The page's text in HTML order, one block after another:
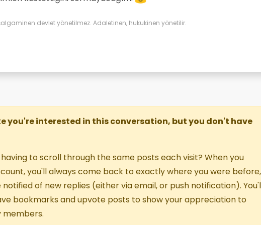
gerekirdi.
devlet yönetilmez. Adaletinen, hukukinen yönetilir.
you're interested in this conversation, but you don't have
to scroll through the same posts each visit? When you
you'll always come back to exactly where you were before,
of new replies (either via email, or push notification).
bookmarks and upvote posts to show your appreciation to